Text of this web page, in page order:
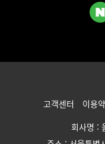
고객센터 이용
회사명 :